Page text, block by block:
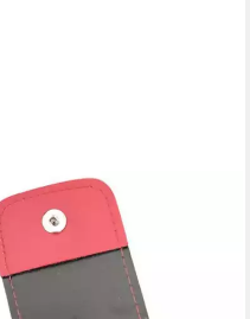
ELOMODA
Maniküre-Kosmetik-Etui 4-
teiliges Solingen* Maniküre
Set mit echt Leder Etui,
Nagelschere, 4 tlg., Made in